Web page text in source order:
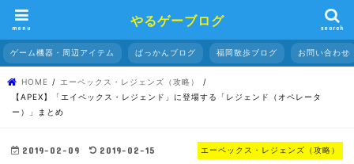
やるゲーブログ
search
menu
ゲーム機器・周辺アイテム ぱっかんブログ 福岡散歩ブログ お問い合わせ
HOME
エーペックス・レジェンズ（攻略）
【APEX】「エイペックス・レジェンド」に登場する「レジェンド（オペレータ
ー）」まとめ
エーペックス・レジェンズ（攻略）
2019-02-09 2019-02-15